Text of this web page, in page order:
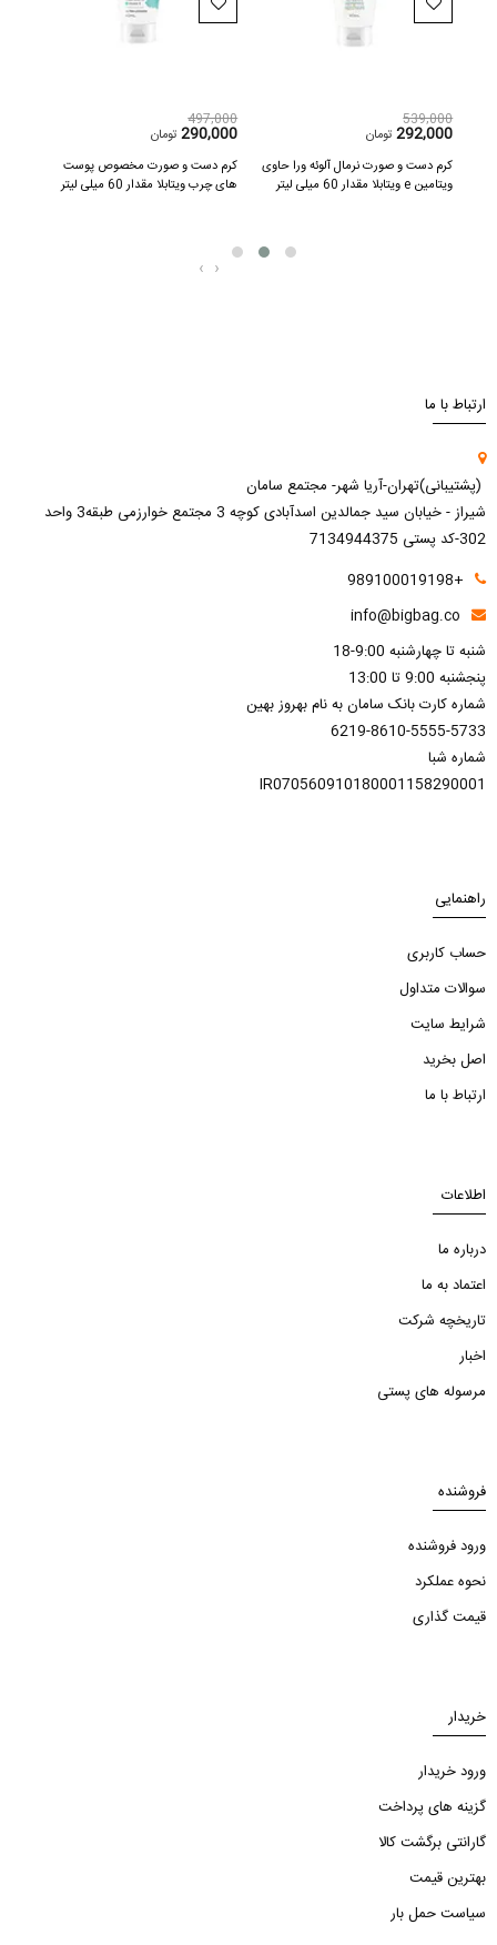
539,000
292,000تومان
کرم دست و صورت نرمال آلوئه ورا حاوی
ویتامین e ویتابلا مقدار 60 میلی لیتر
539,000
260,000تومان
کرم دست و صورت نرمال حاوی عصاره
روغن بادام ویتابلا مقدار 60 میلی لیتر
‹ ›
ارتباط با ما
(پشتیبانی)تهران-آریا شهر- مجتمع سامان
شیراز - خیابان سید جمالدین اسدآبادی کوچه 3 مجتمع خوارزمی طبقه3 واحد
302-کد پستی 7134944375
+989100019198
info@bigbag.co
شنبه تا چهارشنبه 9:00-18
پنجشنبه 9:00 تا 13:00
شماره کارت بانک سامان به نام بهروز بهین
6219-8610-5555-5733
شماره شبا
IR070560910180001158290001
راهنمایی
حساب کاربری
سوالات متداول
شرایط سایت
اصل بخرید
ارتباط با ما
اطلاعات
درباره ما
اعتماد به ما
تاریخچه شرکت
اخبار
مرسوله های پستی
فروشنده
ورود فروشنده
نحوه عملکرد
قیمت گذاری
خریدار
ورود خریدار
گزینه های پرداخت
گارانتی برگشت کالا
بهترین قیمت
سیاست حمل بار